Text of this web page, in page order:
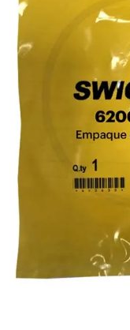
cuchillas
anticongelante